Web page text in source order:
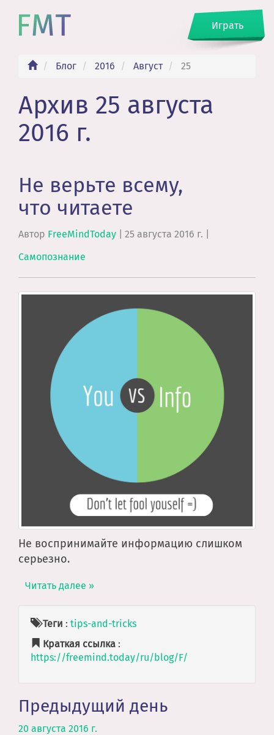
Играть
Блог 2016 Август 25
Архив 25 августа
2016 г.
Не верьте всему,
что читаете
Автор FreeMindToday 25 августа 2016 г.
Самопознание
Не воспринимайте информацию слишком
серьезно.
Читать далее »
Теги : tips-and-tricks
Краткая ссылка :
https://freemind.today/ru/blog/F/
Предыдущий день
20 августа 2016 г.